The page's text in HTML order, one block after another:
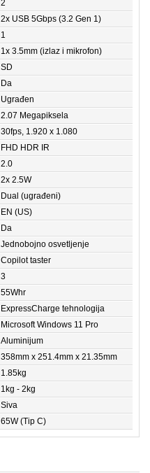
2
2x USB 5Gbps (3.2 Gen 1)
1
1x 3.5mm (izlaz i mikrofon)
SD
Da
Ugrađen
2.07 Megapiksela
30fps, 1.920 x 1.080
FHD HDR IR
2.0
2x 2.5W
Dual (ugrađeni)
EN (US)
Da
Jednobojno osvetljenje
Copilot taster
3
55Whr
ExpressCharge tehnologija
Microsoft Windows 11 Pro
Aluminijum
358mm x 251.4mm x 21.35mm
1.85kg
1kg - 2kg
Siva
65W (Tip C)